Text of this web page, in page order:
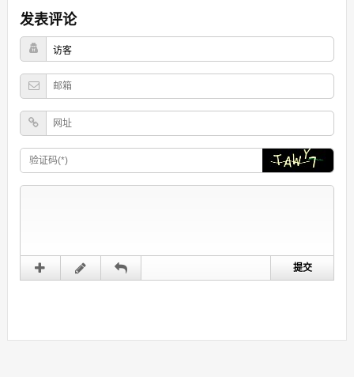
发表评论